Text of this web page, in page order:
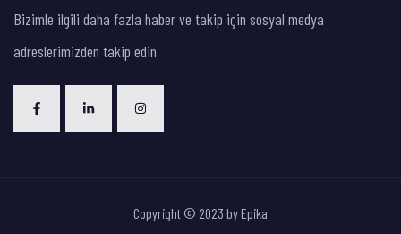
Bizimle ilgili daha fazla haber ve takip için sosyal medya
adreslerimizden takip edin
Copyright © 2023 byEpika